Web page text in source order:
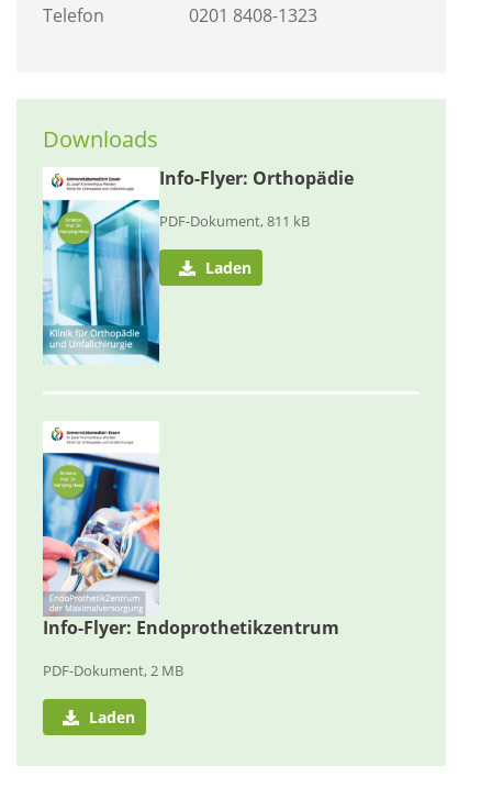
Telefon
0201 8408-1323
Downloads
Info-Flyer: Orthopädie
PDF-Dokument, 811 kB
Laden
Info-Flyer: Endoprothetikzentrum
PDF-Dokument, 2 MB
Laden